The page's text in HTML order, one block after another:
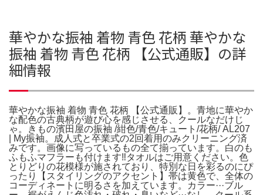
華やかな振袖 着物 青色 花柄 華やかな
振袖 着物 青色 花柄 【公式通販】の詳
細情報
華やかな振袖 着物 青色 花柄 【公式通販】。青地に華やか
な配色の古典柄が遊び心を感じさせる、クールなだけじ
ゃ。きもの濱田屋の振袖 /紺色/青色/キュート/花柄/ AL207
| My振袖。成人式と卒業式の2回着用のみクリーニング済
みです。画像に写っているもの全て揃っています。白のも
ふもふマフラーも付けます‼️タオルはご用意ください。色
とりどりの花模様が施されており、特別な日を彩るのにぴ
ったり【スタイリングのアクセント】帯は黄色で、全体の
コーディネートに明るさを加えています。カラー···ブル